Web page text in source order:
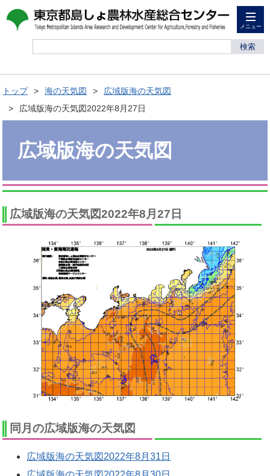
メニュー
検索
トップ 海の天気図
広域版海の天気図
広域版海の天気図2022年8月27日
広域版海の天気図
広域版海の天気図2022年8月27日
同月の広域版海の天気図
広域版海の天気図2022年8月31日